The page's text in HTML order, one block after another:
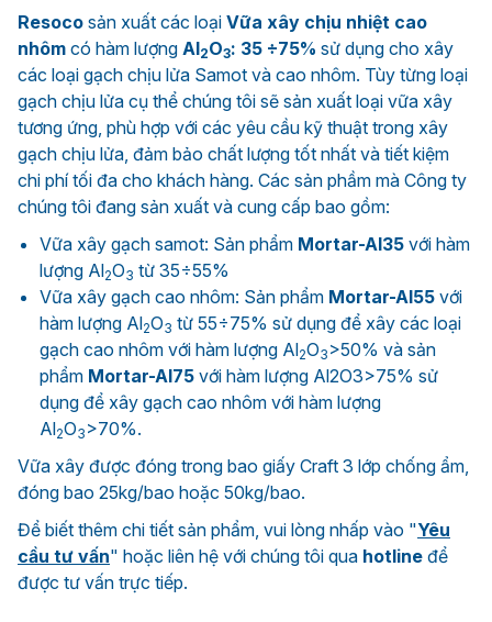
Resoco sản xuất các loại Vữa xây chịu nhiệt cao
nhôm có hàm lượng Al2O3: 35 ÷75% sử dụng cho xây
các loại gạch chịu lửa Samot và cao nhôm. Tùy từng loại
gạch chịu lửa cụ thể chúng tôi sẽ sản xuất loại vữa xây
tương ứng, phù hợp với các yêu cầu kỹ thuật trong xây
gạch chịu lửa, đảm bảo chất lượng tốt nhất và tiết kiệm
chi phí tối đa cho khách hàng. Các sản phầm mà Công ty
chúng tôi đang sản xuất và cung cấp bao gồm:
Vữa xây gạch samot: Sản phẩm Mortar-Al35 với hàm
lượng Al2O3 từ 35÷55%
Vữa xây gạch cao nhôm: Sản phẩm Mortar-Al55 với
hàm lượng Al2O3 từ 55÷75% sử dụng để xây các loại
gạch cao nhôm với hàm lượng Al2O3 >50% và sản
phẩm Mortar-Al75 với hàm lượng Al2O3>75% sử
dụng để xây gạch cao nhôm với hàm lượng
Al2O3 >70%.
Vữa xây được đóng trong bao giấy Craft 3 lớp chống ẩm,
đóng bao 25kg/bao hoặc 50kg/bao.
Để biết thêm chi tiết sản phẩm, vui lòng nhấp vào "Yêu
cầu tư vấn" hoặc liên hệ với chúng tôi qua hotline để
được tư vấn trực tiếp.